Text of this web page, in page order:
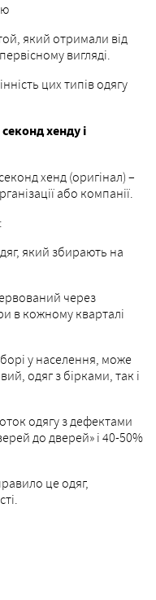
який отримали від
вигляді.
цих типів одягу
хенду і
хенд (оригінал) –
або компанії.
який збирають на
через
в кожному кварталі
у населення, може
одяг з бірками, так і
одягу з дефектами
до дверей» і 40-50%
це одяг,